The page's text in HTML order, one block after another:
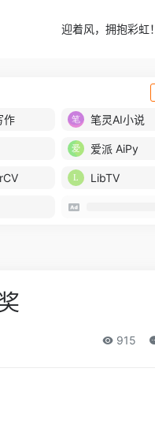
迎着风，拥抱彩虹！
作 笔灵AI小说
爱派 AiPy
LibTV
915